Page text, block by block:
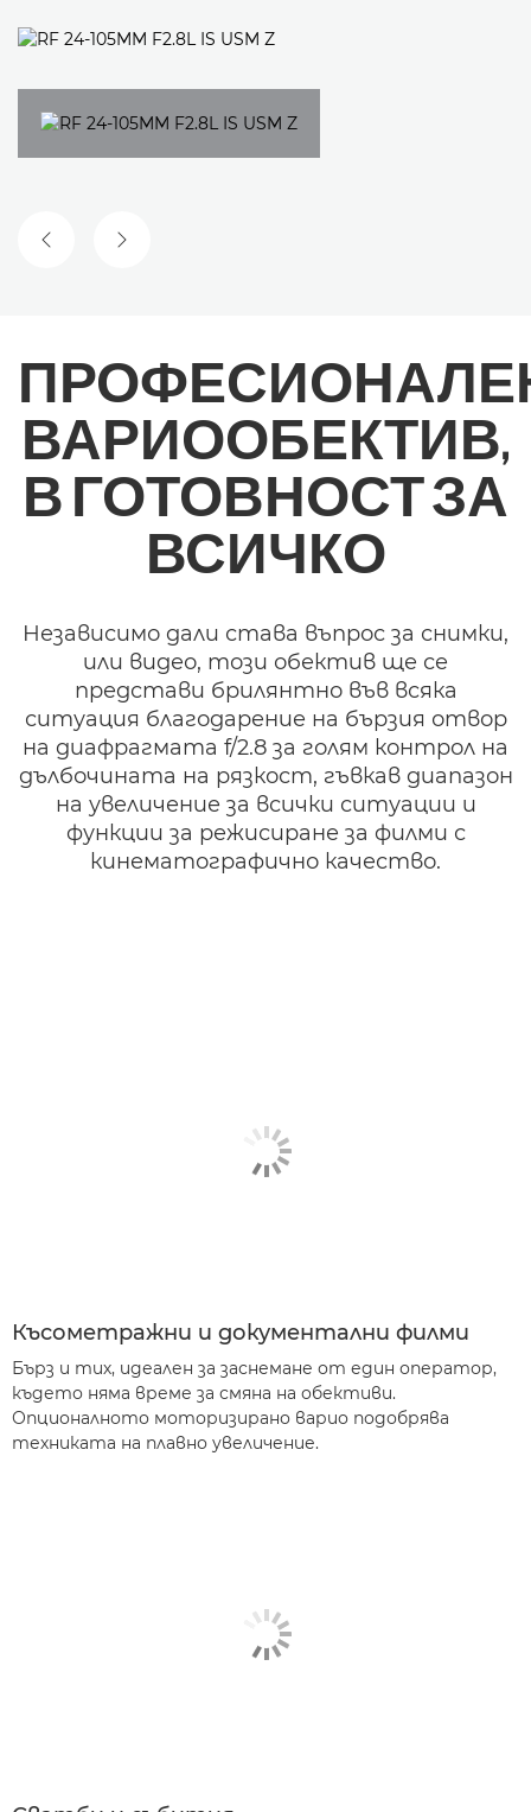
ПРЕДИШЕН СЛАЙД
СЛЕДВАЩ СЛАЙД
ВАРИООБЕКТИВ,
В ГОТОВНОСТ ЗА
ВСИЧКО
Независимо дали става въпрос за снимки,
или видео, този обектив ще се
представи брилянтно във всяка
ситуация благодарение на бързия отвор
на диафрагмата f/2.8 за голям контрол на
дълбочината на рязкост, гъвкав диапазон
на увеличение за всички ситуации и
функции за режисиране за филми с
кинематографично качество.
Късометражни и документални филми
Бърз и тих, идеален за заснемане от един оператор,
където няма време за смяна на обективи.
Опционалното моторизирано варио подобрява
техниката на плавно увеличение.